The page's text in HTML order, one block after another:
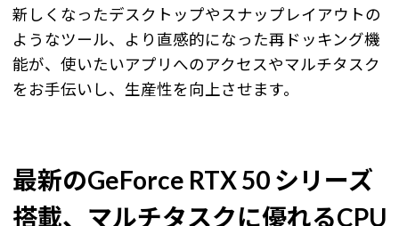
新しくなったデスクトップやスナップレイアウトの
ようなツール、より直感的になった再ドッキング機
能が、使いたいアプリへのアクセスやマルチタスク
をお手伝いし、生産性を向上させます。
最新のGeForce RTX 50 シリーズ
搭載、マルチタスクに優れるCPU